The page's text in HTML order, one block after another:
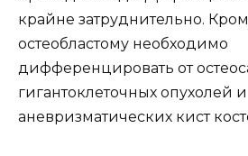
крайне затруднительно.
остеобластому необходимо
дифференцировать от
гигантоклеточных опухолей и
аневризматических кист